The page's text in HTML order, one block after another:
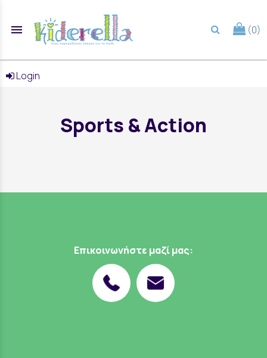
menu (0)
Login
Sports & Action
Επικοινωνήστε μαζί μας: